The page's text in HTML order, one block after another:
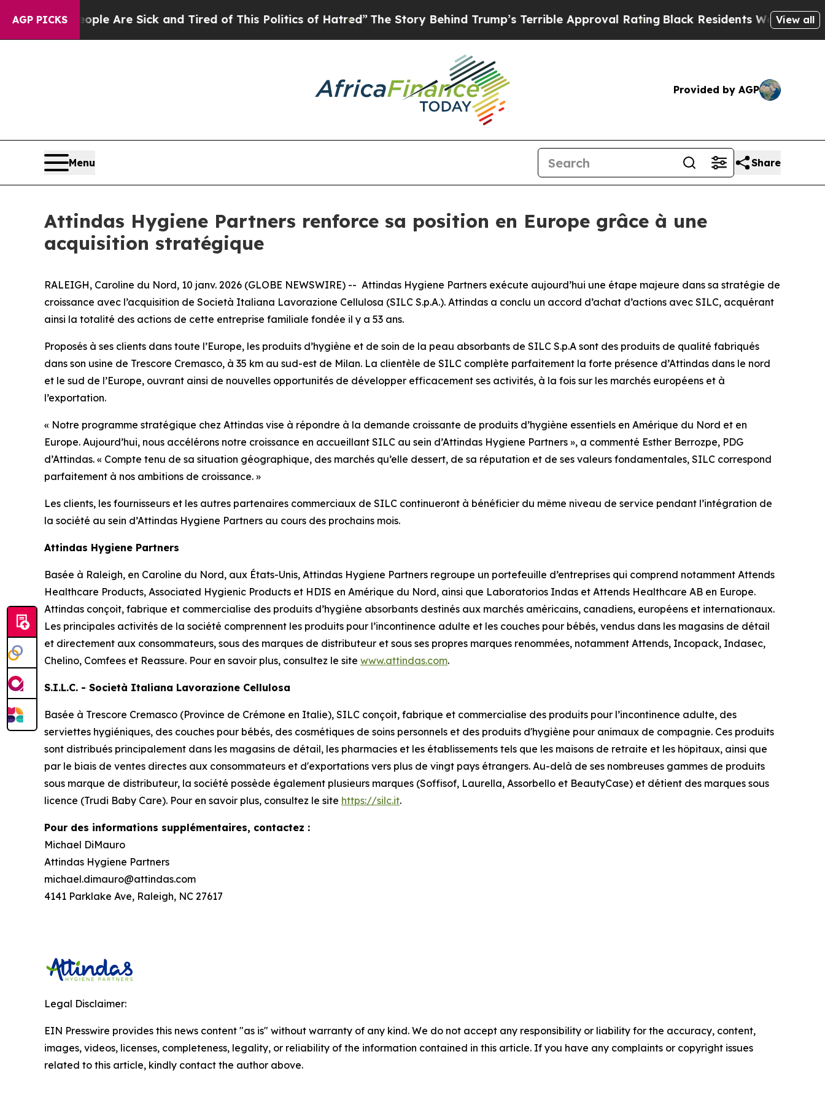
AGP PICKS
Win: “People Are Sick and Tired of This Politics of Hatred”The Story Behind Trump’s Terrible Approval RatingBlack Residents Warned ofView all
Provided by AGP
Menu Share
Attindas Hygiene Partners renforce sa position en Europe grâce à une
acquisition stratégique
RALEIGH, Caroline du Nord, 10 janv. 2026 (GLOBE NEWSWIRE) -- Attindas Hygiene Partners exécute aujourd’hui une étape majeure dans sa stratégie de
croissance avec l’acquisition de Società Italiana Lavorazione Cellulosa (SILC S.p.A.). Attindas a conclu un accord d’achat d’actions avec SILC, acquérant
ainsi la totalité des actions de cette entreprise familiale fondée il y a 53 ans.
Proposés à ses clients dans toute l’Europe, les produits d’hygiène et de soin de la peau absorbants de SILC S.p.A sont des produits de qualité fabriqués
dans son usine de Trescore Cremasco, à 35 km au sud-est de Milan. La clientèle de SILC complète parfaitement la forte présence d’Attindas dans le nord
et le sud de l’Europe, ouvrant ainsi de nouvelles opportunités de développer efficacement ses activités, à la fois sur les marchés européens et à
l’exportation.
« Notre programme stratégique chez Attindas vise à répondre à la demande croissante de produits d’hygiène essentiels en Amérique du Nord et en
Europe. Aujourd’hui, nous accélérons notre croissance en accueillant SILC au sein d’Attindas Hygiene Partners », a commenté Esther Berrozpe, PDG
d’Attindas. « Compte tenu de sa situation géographique, des marchés qu’elle dessert, de sa réputation et de ses valeurs fondamentales, SILC correspond
parfaitement à nos ambitions de croissance. »
Les clients, les fournisseurs et les autres partenaires commerciaux de SILC continueront à bénéficier du même niveau de service pendant l’intégration de
la société au sein d’Attindas Hygiene Partners au cours des prochains mois.
Attindas Hygiene Partners
Basée à Raleigh, en Caroline du Nord, aux États-Unis, Attindas Hygiene Partners regroupe un portefeuille d’entreprises qui comprend notamment Attends
Healthcare Products, Associated Hygienic Products et HDIS en Amérique du Nord, ainsi que Laboratorios Indas et Attends Healthcare AB en Europe.
Attindas conçoit, fabrique et commercialise des produits d’hygiène absorbants destinés aux marchés américains, canadiens, européens et internationaux.
Les principales activités de la société comprennent les produits pour l’incontinence adulte et les couches pour bébés, vendus dans les magasins de détail
et directement aux consommateurs, sous des marques de distributeur et sous ses propres marques renommées, notamment Attends, Incopack, Indasec,
Chelino, Comfees et Reassure. Pour en savoir plus, consultez le site www.attindas.com.
S.I.L.C. - Società Italiana Lavorazione Cellulosa
Basée à Trescore Cremasco (Province de Crémone en Italie), SILC conçoit, fabrique et commercialise des produits pour l’incontinence adulte, des
serviettes hygiéniques, des couches pour bébés, des cosmétiques de soins personnels et des produits d'hygiène pour animaux de compagnie. Ces produits
sont distribués principalement dans les magasins de détail, les pharmacies et les établissements tels que les maisons de retraite et les hôpitaux, ainsi que
par le biais de ventes directes aux consommateurs et d'exportations vers plus de vingt pays étrangers. Au-delà de ses nombreuses gammes de produits
sous marque de distributeur, la société possède également plusieurs marques (Soffisof, Laurella, Assorbello et BeautyCase) et détient des marques sous
licence (Trudi Baby Care). Pour en savoir plus, consultez le site https://silc.it.
Pour des informations supplémentaires, contactez :
Michael DiMauro
Attindas Hygiene Partners
michael.dimauro@attindas.com
4141 Parklake Ave, Raleigh, NC 27617
Legal Disclaimer:
EIN Presswire provides this news content "as is" without warranty of any kind. We do not accept any responsibility or liability for the accuracy, content,
images, videos, licenses, completeness, legality, or reliability of the information contained in this article. If you have any complaints or copyright issues
related to this article, kindly contact the author above.